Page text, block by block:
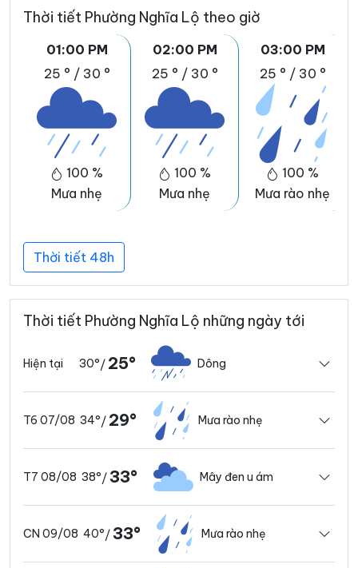
Thời tiết Phường Nghĩa Lộ theo giờ
01:00 PM
25 ° / 30 °
100 %
Mưa nhẹ
02:00 PM
25 ° / 30 °
100 %
Mưa nhẹ
03:00 PM
25 ° / 30 °
100 %
Mưa rào nhẹ
Thời tiết 48h
Thời tiết Phường Nghĩa Lộ những ngày tới
Hiện tại 30°/ 25° Dông
T6 07/08 34°/ 29° Mưa rào nhẹ
T7 08/08 38°/ 33° Mây đen u ám
CN 09/08 40°/ 33° Mưa rào nhẹ